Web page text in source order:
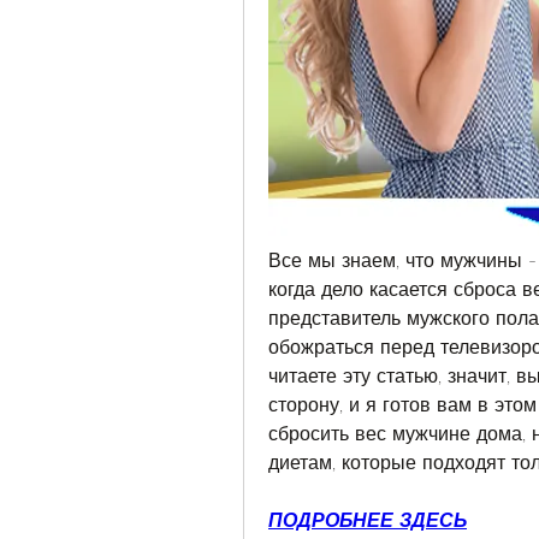
Все мы знаем, что мужчины -
когда дело касается
представитель мужского
обожраться перед
читаете эту статью, значит,
сторону, и я готов вам в
сбросить вес мужчине дома,
диетам, которые подходят
ПОДРОБНЕЕ ЗДЕСЬ